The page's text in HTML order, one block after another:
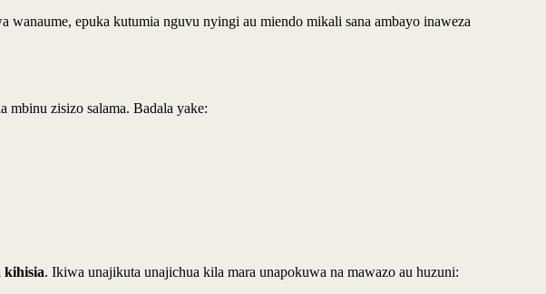
epuka kutumia nguvu nyingi au miendo mikali sana ambayo inaweza
zisizo salama. Badala yake:
kihisia. Ikiwa unajikuta unajichua kila mara unapokuwa na mawazo au huzuni: